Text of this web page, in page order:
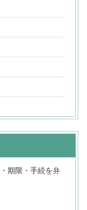
期限・手続を弁